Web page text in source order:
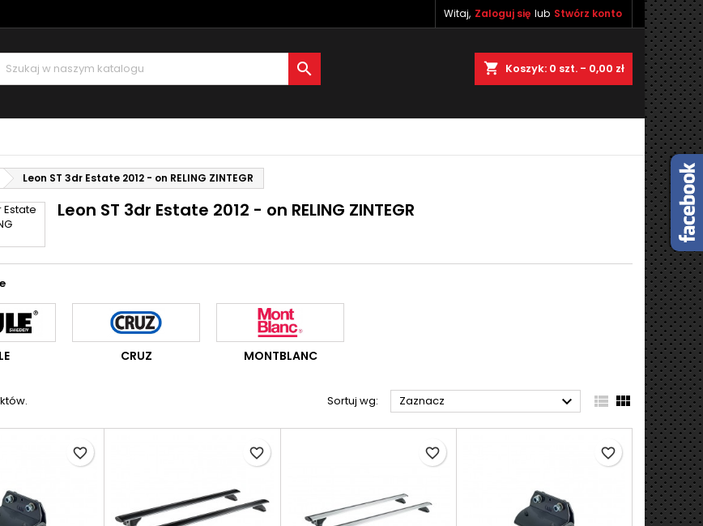
Witaj, Zaloguj się lub Stwórz konto
shopping_cart Koszyk: 0 szt. - 0,00 zł

Leon ST 3dr Estate 2012 - on RELING ZINTEGR
Leon ST 3dr Estate 2012 - on RELING ZINTEGR
CRUZ MONTBLANC
Sortuj wg: Zaznacz   
favorite_border favorite_border favorite_border favorite_border
listy życzeń
nową listę
listę życzeń
Anuluj Utwórz listę życzeń
się
być zalogowany by zapisać produkty na swojej liście życzeń.